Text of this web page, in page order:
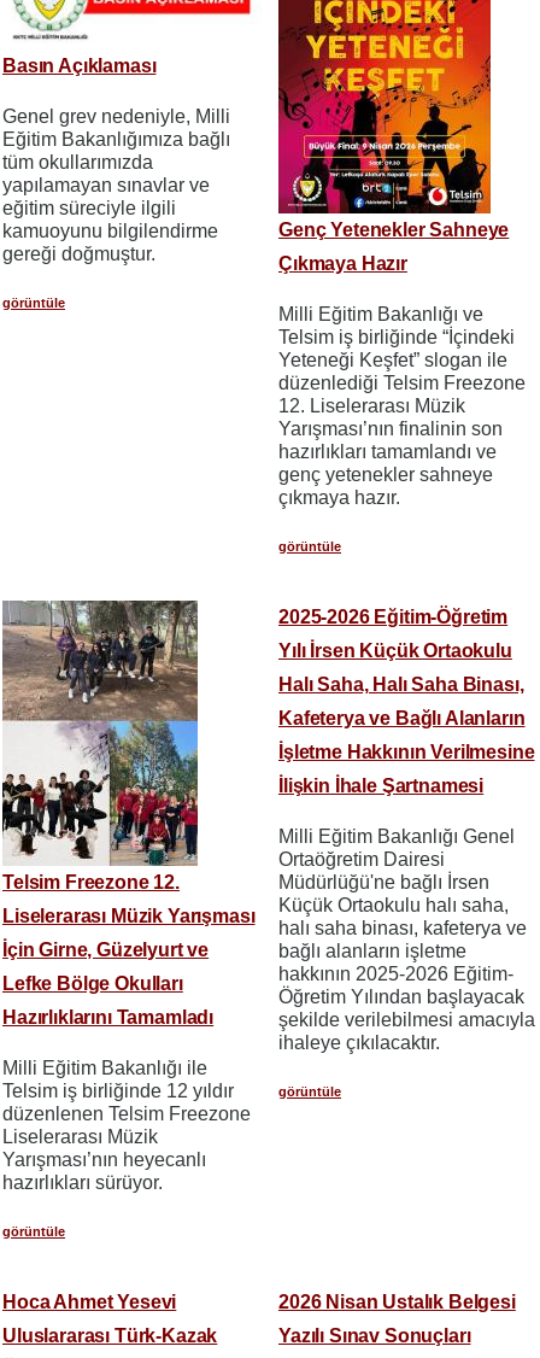
Basın Açıklaması
Genel grev nedeniyle, Milli
Eğitim Bakanlığımıza bağlı
tüm okullarımızda
yapılamayan sınavlar ve
eğitim süreciyle ilgili
kamuoyunu bilgilendirme
gereği doğmuştur.
görüntüle
Genç Yetenekler Sahneye
Çıkmaya Hazır
Milli Eğitim Bakanlığı ve
Telsim iş birliğinde “İçindeki
Yeteneği Keşfet” slogan ile
düzenlediği Telsim Freezone
12. Liselerarası Müzik
Yarışması’nın finalinin son
hazırlıkları tamamlandı ve
genç yetenekler sahneye
çıkmaya hazır.
görüntüle
Telsim Freezone 12.
Liselerarası Müzik Yarışması
İçin Girne, Güzelyurt ve
Lefke Bölge Okulları
Hazırlıklarını Tamamladı
Milli Eğitim Bakanlığı ile
Telsim iş birliğinde 12 yıldır
düzenlenen Telsim Freezone
Liselerarası Müzik
Yarışması’nın heyecanlı
hazırlıkları sürüyor.
görüntüle
2025-2026 Eğitim-Öğretim
Yılı İrsen Küçük Ortaokulu
Halı Saha, Halı Saha Binası,
Kafeterya ve Bağlı Alanların
İşletme Hakkının Verilmesine
İlişkin İhale Şartnamesi
Milli Eğitim Bakanlığı Genel
Ortaöğretim Dairesi
Müdürlüğü'ne bağlı İrsen
Küçük Ortaokulu halı saha,
halı saha binası, kafeterya ve
bağlı alanların işletme
hakkının 2025-2026 Eğitim-
Öğretim Yılından başlayacak
şekilde verilebilmesi amacıyla
ihaleye çıkılacaktır.
görüntüle
Hoca Ahmet Yesevi
Uluslararası Türk-Kazak
2026 Nisan Ustalık Belgesi
Yazılı Sınav Sonuçları